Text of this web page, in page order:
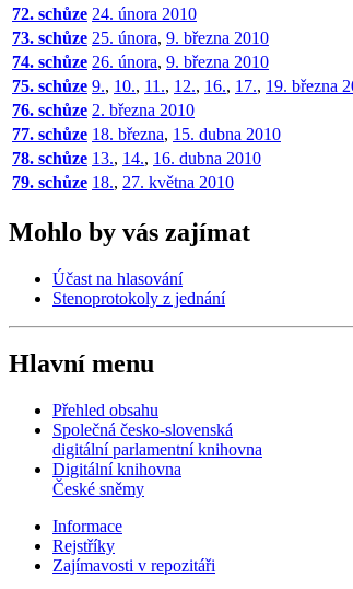
72. schůze 24. února 2010
73. schůze 25. února, 9. března 2010
74. schůze 26. února, 9. března 2010
75. schůze 9., 10., 11., 12., 16., 17., 19. března
76. schůze 2. března 2010
77. schůze 18. března, 15. dubna 2010
78. schůze 13., 14., 16. dubna 2010
79. schůze 18., 27. května 2010
Mohlo by vás zajímat
Účast na hlasování
Stenoprotokoly z jednání
Hlavní menu
Přehled obsahu
Společná česko-slovenská
digitální parlamentní knihovna
Digitální knihovna
České sněmy
Informace
Rejstříky
Zajímavosti v repozitáři